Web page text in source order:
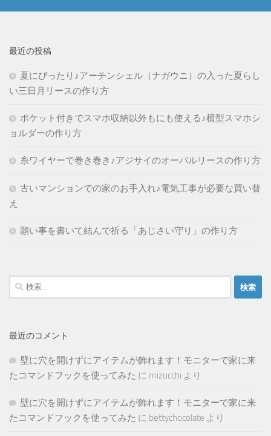
最近の投稿
夏にぴったり♪アーチンシェル（ナガウニ）の入った夏らし
い三日月リースの作り方
ポケット付きでスマホ収納以外もにも使える♪横型スマホシ
ョルダーの作り方
糸ワイヤーで巻き巻き♪アジサイのオーバルリースの作り方
古いマンションでの家のお手入れ♪電気工事が必要な買い替
え
願い事を書いて結んで祈る「あじさい守り」の作り方
検
索:
最近のコメント
壁に穴を開けずにアイテムが飾れます！モニターで家に来
たコマンドフックを使ってみた に mizucchi より
壁に穴を開けずにアイテムが飾れます！モニターで家に来
たコマンドフックを使ってみた に bettychocolate より